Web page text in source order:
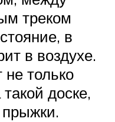
треком
в
в воздухе.
только
доске,